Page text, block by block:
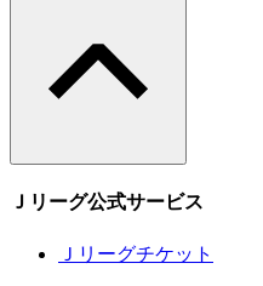
Ｊリーグ公式サービス
Ｊリーグチケット